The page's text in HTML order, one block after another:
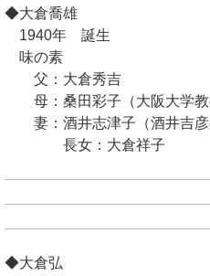
◆大倉喬雄
1940年 誕生
味の素
父：大倉秀吉
母：桑田彩子（大阪大学
妻：酒井志津子（酒井吉彦
長女：大倉祥子
◆大倉弘